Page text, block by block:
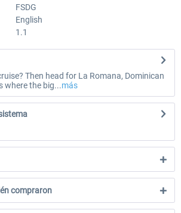
FSDG
English
1.1
Then head for La Romana, Dominican
where the big...más
compraron